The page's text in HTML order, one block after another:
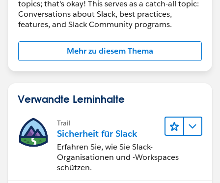
topics; that's okay! This serves as a catch-all topic:
Conversations about Slack, best practices,
features, and Slack Community programs.
Mehr zu diesem Thema
Verwandte Lerninhalte
Trail
Sicherheit für Slack
Erfahren Sie, wie Sie Slack-
Organisationen und -Workspaces
schützen.